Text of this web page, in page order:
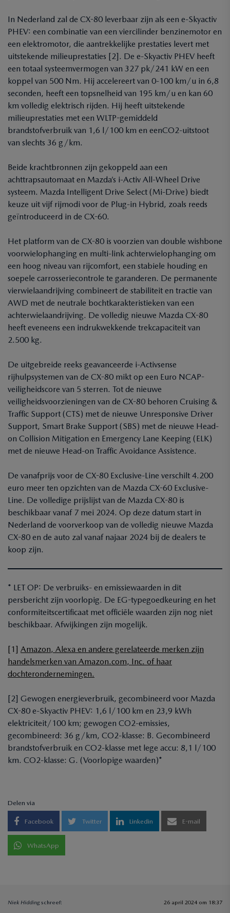
In Nederland zal de CX-80 leverbaar zijn als een e-Skyactiv
PHEV: een combinatie van een viercilinder benzinemotor en
een elektromotor, die aantrekkelijke prestaties levert met
uitstekende milieuprestaties [2]. De e-Skyactiv PHEV heeft
een totaal systeemvermogen van 327 pk/241 kW en een
koppel van 500 Nm. Hij accelereert van 0-100 km/u in 6,8
seconden, heeft een topsnelheid van 195 km/u en kan 60
km volledig elektrisch rijden. Hij heeft uitstekende
milieuprestaties met een WLTP-gemiddeld
brandstofverbruik van 1,6 l/100 km en eenCO2-uitstoot
van slechts 36 g/km.
Beide krachtbronnen zijn gekoppeld aan een
achttrapsautomaat en Mazda’s i-Activ All-Wheel Drive
systeem. Mazda Intelligent Drive Select (Mi-Drive) biedt
keuze uit vijf rijmodi voor de Plug-in Hybrid, zoals reeds
geïntroduceerd in de CX-60.
Het platform van de CX-80 is voorzien van double wishbone
voorwielophanging en multi-link achterwielophanging om
een hoog niveau van rijcomfort, een stabiele houding en
soepele carrosseriecontrole te garanderen. De permanente
vierwielaandrijving combineert de stabiliteit en tractie van
AWD met de neutrale bochtkarakteristieken van een
achterwielaandrijving. De volledig nieuwe Mazda CX-80
heeft eveneens een indrukwekkende trekcapaciteit van
2.500 kg.
De uitgebreide reeks geavanceerde i-Activsense
rijhulpsystemen van de CX-80 mikt op een Euro NCAP-
veiligheidscore van 5 sterren. Tot de nieuwe
veiligheidsvoorzieningen van de CX-80 behoren Cruising &
Traffic Support (CTS) met de nieuwe Unresponsive Driver
Support, Smart Brake Support (SBS) met de nieuwe Head-
on Collision Mitigation en Emergency Lane Keeping (ELK)
met de nieuwe Head-on Traffic Avoidance Assistence.
De vanafprijs voor de CX-80 Exclusive-Line verschilt 4.200
euro meer ten opzichten van de Mazda CX-60 Exclusive-
Line. De volledige prijslijst van de Mazda CX-80 is
beschikbaar vanaf 7 mei 2024. Op deze datum start in
Nederland de voorverkoop van de volledig nieuwe Mazda
CX-80 en de auto zal vanaf najaar 2024 bij de dealers te
koop zijn.
* LET OP: De verbruiks- en emissiewaarden in dit
persbericht zijn voorlopig. De EG-typegoedkeuring en het
conformiteitscertificaat met officiële waarden zijn nog niet
beschikbaar. Afwijkingen zijn mogelijk.
[1] Amazon, Alexa en andere gerelateerde merken zijn
handelsmerken van Amazon.com, Inc. of haar
dochterondernemingen.
[2] Gewogen energieverbruik, gecombineerd voor Mazda
CX-80 e-Skyactiv PHEV: 1,6 l/100 km en 23,9 kWh
elektriciteit/100 km; gewogen CO2-emissies,
gecombineerd: 36 g/km, CO2-klasse: B. Gecombineerd
brandstofverbruik en CO2-klasse met lege accu: 8,1 l/100
km. CO2-klasse: G. (Voorlopige waarden)*
Delen via
Facebook Twitter Linkedin E-mail
WhatsApp
Niek Hidding schreef: 26 april 2024 om 18:37